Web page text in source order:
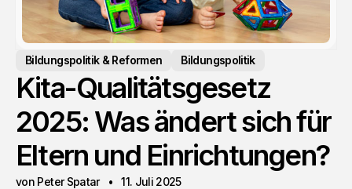
Bildungspolitik & Reformen Bildungspolitik
Kita-Qualitätsgesetz
2025: Was ändert sich für
Eltern und Einrichtungen?
von Peter Spatar 11. Juli 2025